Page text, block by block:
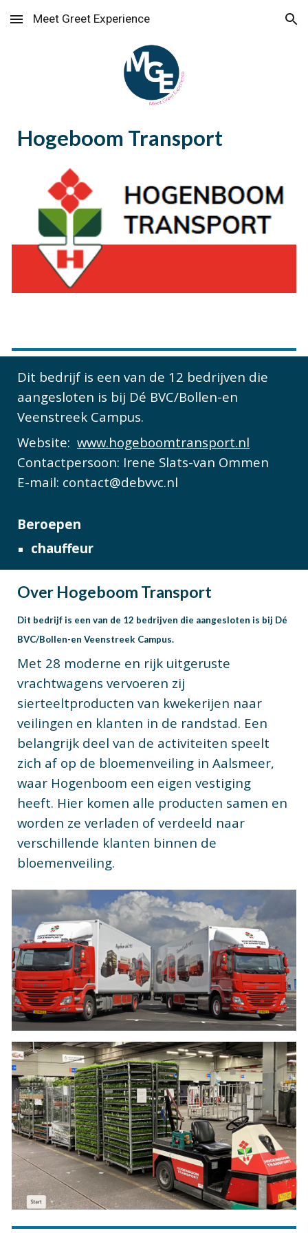
Skip to main content Skip to navigation
Meet Greet Experience
Hogeboom Transport
Dit bedrijf is een van de 12 bedrijven die
aangesloten is bij Dé BVC/Bollen-en
Veenstreek Campus.
Website:www.hogeboomtransport.nl
Contactpersoon: Irene Slats-van Ommen
E-mail: contact@debvvc.nl
Beroepen
chauffeur
Over Hogeboom Transport
Dit bedrijf is een van de 12 bedrijven die aangesloten is bij Dé
BVC/Bollen-en Veenstreek Campus.
Met 28 moderne en rijk uitgeruste
vrachtwagens vervoeren zij
sierteeltproducten van kwekerijen naar
veilingen en klanten in de randstad. Een
belangrijk deel van de activiteiten speelt
zich af op de bloemenveiling in Aalsmeer,
waar Hogenboom een eigen vestiging
heeft. Hier komen alle producten samen en
worden ze verladen of verdeeld naar
verschillende klanten binnen de
bloemenveiling.